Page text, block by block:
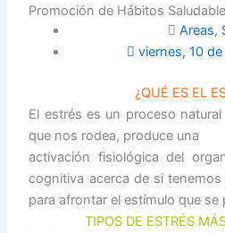
Promoción de Hábitos
Areas,
viernes, 10
¿QUÉ ES EL
El estrés es un proceso
que nos rodea, produce una
activación fisiológica del
cognitiva acerca de si
para afrontar el estímulo que se
TIPOS DE ESTRÉS